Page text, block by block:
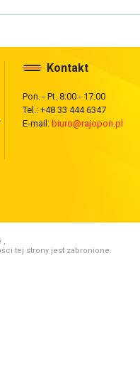
Kontakt
Pon. - Pt. 8:00 - 17:00
Tel.: +48 33 444 6347
E-mail: biuro@rajopon.pl
,
tej strony jest zabronione.